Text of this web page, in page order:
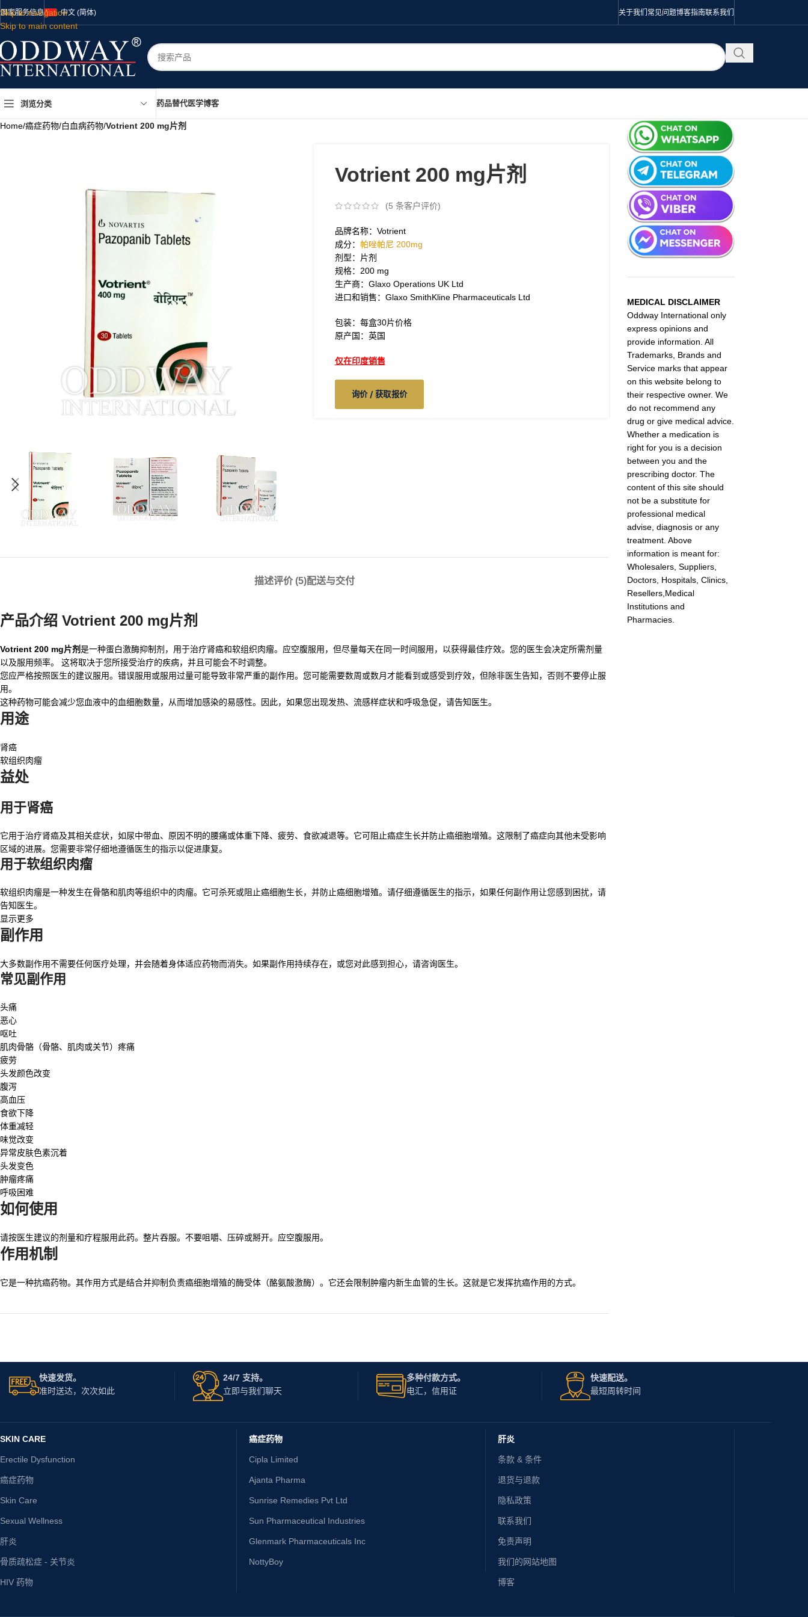
Skip to navigation
Skip to main content
国家服务信息 中文 (简体) 关于我们 常见问题博客指南联系我们
浏览分类 药品替代医学博客
Home/癌症药物/白血病药物/Votrient 200 mg片剂
Votrient 200 mg片剂
(5 条客户评价)
品牌名称：Votrient
成分： 帕唑帕尼 200mg
剂型：片剂
规格：200 mg
生产商：Glaxo Operations UK Ltd
进口和销售：Glaxo SmithKline Pharmaceuticals Ltd
包装：每盒30片价格
原产国：英国
仅在印度销售
询价 / 获取报价
描述评价 (5)配送与交付
产品介绍 Votrient 200 mg片剂
Votrient 200 mg片剂是一种蛋白激酶抑制剂，用于治疗肾癌和软组织肉瘤。应空腹服用，但尽量每天在同一时间服用，以获得最佳疗效。您的医生会决定所需剂量
以及服用频率。 这将取决于您所接受治疗的疾病，并且可能会不时调整。
您应严格按照医生的建议服用。错误服用或服用过量可能导致非常严重的副作用。您可能需要数周或数月才能看到或感受到疗效，但除非医生告知，否则不要停止服
用。
这种药物可能会减少您血液中的血细胞数量，从而增加感染的易感性。因此，如果您出现发热、流感样症状和呼吸急促，请告知医生。
用途
肾癌
软组织肉瘤
益处
用于肾癌
它用于治疗肾癌及其相关症状，如尿中带血、原因不明的腰痛或体重下降、疲劳、食欲减退等。它可阻止癌症生长并防止癌细胞增殖。这限制了癌症向其他未受影响
区域的进展。您需要非常仔细地遵循医生的指示以促进康复。
用于软组织肉瘤
软组织肉瘤是一种发生在骨骼和肌肉等组织中的肉瘤。它可杀死或阻止癌细胞生长，并防止癌细胞增殖。请仔细遵循医生的指示，如果任何副作用让您感到困扰，请
告知医生。
显示更多
副作用
大多数副作用不需要任何医疗处理，并会随着身体适应药物而消失。如果副作用持续存在，或您对此感到担心，请咨询医生。
常见副作用
头痛
恶心
呕吐
肌肉骨骼（骨骼、肌肉或关节）疼痛
疲劳
头发颜色改变
腹泻
高血压
食欲下降
体重减轻
味觉改变
异常皮肤色素沉着
头发变色
肿瘤疼痛
呼吸困难
如何使用
请按医生建议的剂量和疗程服用此药。整片吞服。不要咀嚼、压碎或掰开。应空腹服用。
作用机制
它是一种抗癌药物。其作用方式是结合并抑制负责癌细胞增殖的酶受体（酪氨酸激酶）。它还会限制肿瘤内新生血管的生长。这就是它发挥抗癌作用的方式。
MEDICAL DISCLAIMER
Oddway International only
express opinions and
provide information. All
Trademarks, Brands and
Service marks that appear
on this website belong to
their respective owner. We
do not recommend any
drug or give medical advice.
Whether a medication is
right for you is a decision
between you and the
prescribing doctor. The
content of this site should
not be a substitute for
professional medical
advise, diagnosis or any
treatment. Above
information is meant for:
Wholesalers, Suppliers,
Doctors, Hospitals, Clinics,
Resellers,Medical
Institutions and
Pharmacies.
快速发货。
准时送达，次次如此
24/7 支持。
立即与我们聊天
多种付款方式。
电汇，信用证
快速配送。
最短周转时间
SKIN CARE
Erectile Dysfunction
癌症药物
Skin Care
Sexual Wellness
肝炎
骨质疏松症 - 关节炎
HIV 药物
癌症药物
Cipla Limited
Ajanta Pharma
Sunrise Remedies Pvt Ltd
Sun Pharmaceutical Industries
Glenmark Pharmaceuticals Inc
NottyBoy
肝炎
条款 & 条件
退货与退款
隐私政策
联系我们
免责声明
我们的网站地图
博客